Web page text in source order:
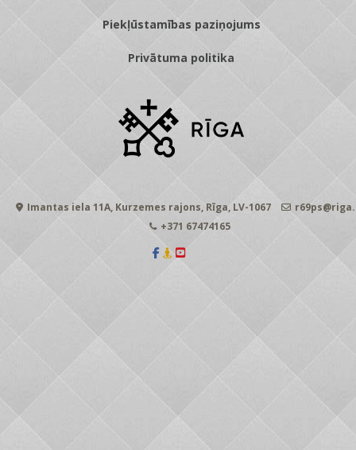
Piekļūstamības paziņojums
Privātuma politika
Imantas iela 11A, Kurzemes rajons, Rīga, LV-1067
+371 67474165